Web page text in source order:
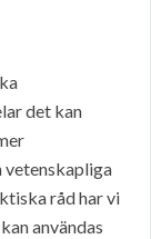
det kan
vetenskapliga
råd har vi
kan användas